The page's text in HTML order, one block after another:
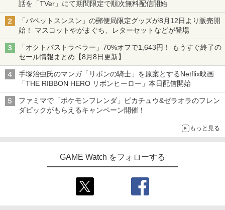
話を「TVer」にて期間限定で順次無料配信開始
「パペットスンスン」の郵便局限定グッズが8月12日より販売開
始！ マスコットやがまぐち、レターセットなどが登場
「オクトパストラベラー」70%オフで1,643円！ もうすぐ終了の
セール情報まとめ【8月8日更新】
ニンテンドーeショップでは「大神 絶景版」が67%オフで990円
手塚治虫氏のマンガ「リボンの騎士」を原案とするNetflix映画
「THE RIBBON HERO リボンヒーロー」本日配信開始
ファミマで「ポケモンフレンダ」ピカチュウ&ゼラオラのフレン
ダピックがもらえるキャンペーン開催！
もっと見る
GAME Watch をフォローする